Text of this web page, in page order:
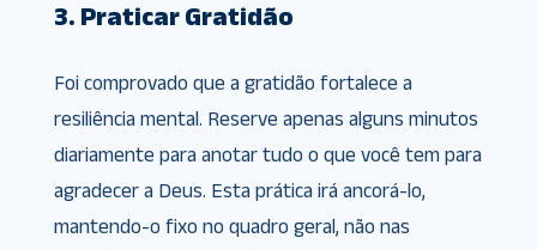
3. Praticar Gratidão
Foi comprovado que a gratidão fortalece a
resiliência mental. Reserve apenas alguns minutos
diariamente para anotar tudo o que você tem para
agradecer a Deus. Esta prática irá ancorá-lo,
mantendo-o fixo no quadro geral, não nas